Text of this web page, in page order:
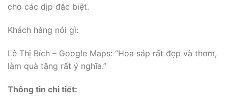
cho các dịp đặc biệt.
Khách hàng nói gì:
Lê Thị Bích – Google Maps: “Hoa sáp rất đẹp và thơm,
làm quà tặng rất ý nghĩa.”
Thông tin chi tiết: